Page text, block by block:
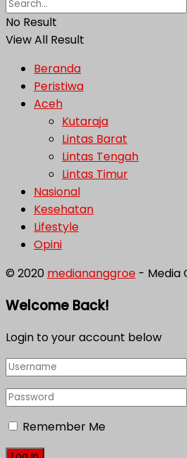
No Result
View All Result
Beranda
Peristiwa
Aceh
Kutaraja
Lintas Barat
Lintas Tengah
Lintas Timur
Nasional
Kesehatan
Lifestyle
Opini
© 2020 mediananggroe - Media
Welcome Back!
Login to your account below
Remember Me